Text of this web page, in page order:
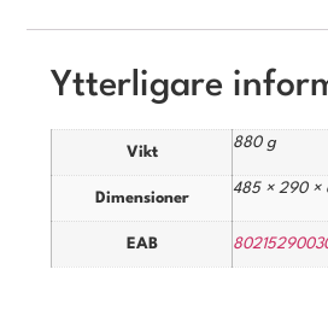
Ytterligare
Vikt
880 g
Dimensioner
485 × 290 ×
EAB